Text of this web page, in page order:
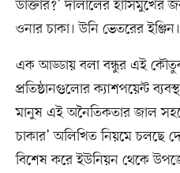
ডাক্তার?’ দালালের
ওনার চাকা। উনি ভেতরের
এক আড্ডায় বলা বন্ধুর এই
প্রতিষ্ঠানগুলোর ক্যাশপয়েন্ট
মানুষ এই অনৈতিকতার জাল
চাকার’ অলিখিত নিয়মে চলছে
বিশেষ করে ইউনিয়ন থেকে